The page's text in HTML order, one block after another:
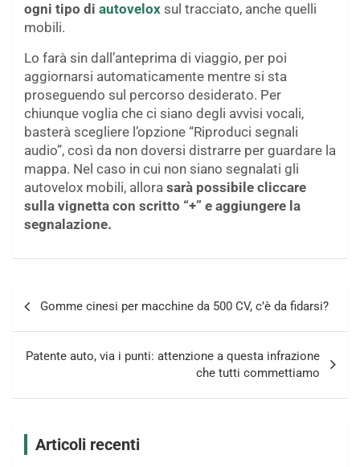
ogni tipo di autovelox sul tracciato, anche quelli
mobili.
Lo farà sin dall’anteprima di viaggio, per poi
aggiornarsi automaticamente mentre si sta
proseguendo sul percorso desiderato. Per
chiunque voglia che ci siano degli avvisi vocali,
basterà scegliere l’opzione “Riproduci segnali
audio”, così da non doversi distrarre per guardare la
mappa. Nel caso in cui non siano segnalati gli
autovelox mobili, allora sarà possibile cliccare
sulla vignetta con scritto “+” e aggiungere la
segnalazione.
Gomme cinesi per macchine da 500 CV, c’è da fidarsi?
Patente auto, via i punti: attenzione a questa infrazione
che tutti commettiamo
Articoli recenti